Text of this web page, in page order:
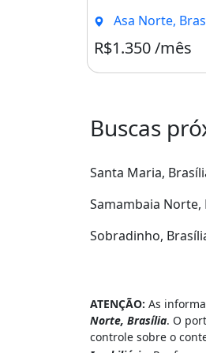
Asa Norte,
R$1.350 /mês
Buscas
Santa Maria,
Samambaia Norte,
Sobradinho,
ATENÇÃO: As
Norte, Brasília. O
controle sobre o